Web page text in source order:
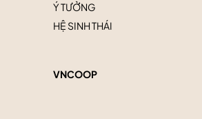
Ý TƯỞNG
HỆ SINH THÁI
VNCOOP